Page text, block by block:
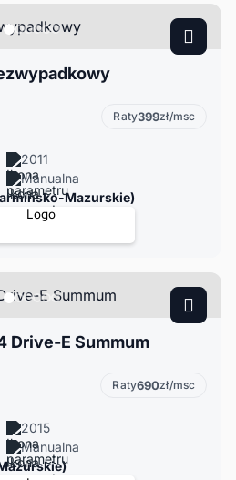
Raty399zł/msc
2011
Manualna
Mazurskie)
Drive-E Summum
Raty690zł/msc
2015
Manualna